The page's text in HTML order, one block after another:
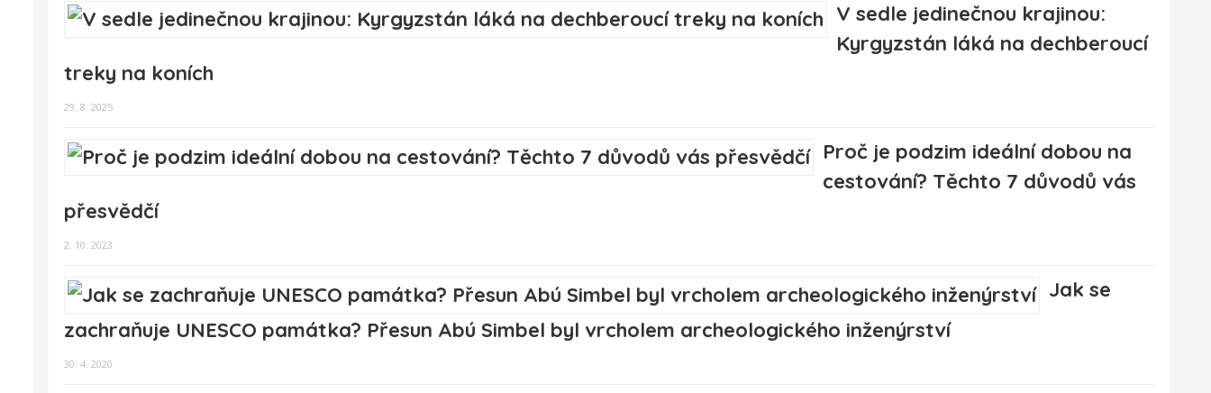
V sedle jedinečnou krajinou:
Kyrgyzstán láká na dechberoucí
treky na koních
29. 8. 2025
Proč je podzim ideální dobou na
cestování? Těchto 7 důvodů vás
přesvědčí
2. 10. 2023
Jak se
zachraňuje UNESCO památka? Přesun Abú Simbel byl vrcholem archeologického inženýrství
30. 4. 2020